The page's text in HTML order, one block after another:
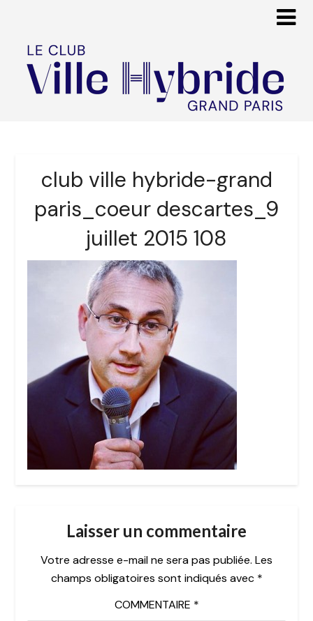
club ville hybride-grand
paris_coeur descartes_9
juillet 2015 108
Laisser un commentaire
Votre adresse e-mail ne sera pas publiée. Les
champs obligatoires sont indiqués avec *
COMMENTAIRE *